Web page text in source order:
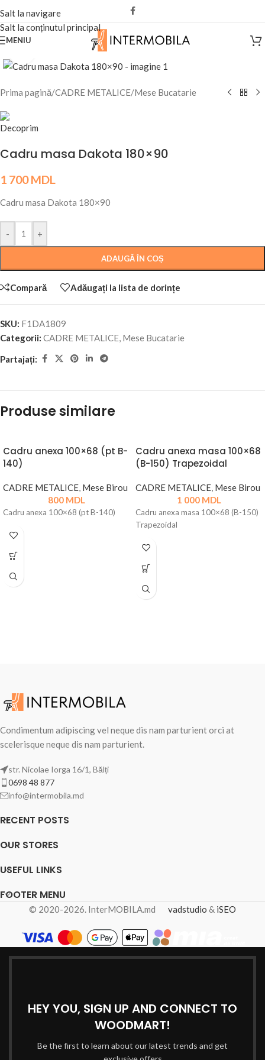
Salt la navigare
Salt la conținutul principal
MENIU
Fă clic pentru a mări
Prima pagină/CADRE METALICE/Mese Bucatarie
Cadru masa Dakota 180×90
1 700MDL
Cadru masa Dakota 180×90
- +
ADAUGĂ ÎN COȘ
Compară Adăugați la lista de dorințe
SKU: F1DA1809
Categorii: CADRE METALICE, Mese Bucatarie
Partajați:
Produse similare
Cadru anexa 100×68 (pt B-
140)
CADRE METALICE, Mese Birou
800 MDL
Cadru anexa 100×68 (pt B-140)
Cadru anexa masa 100×68
(B-150) Trapezoidal
CADRE METALICE, Mese Birou
1 000 MDL
Cadru anexa masa 100×68 (B-150)
Trapezoidal
Condimentum adipiscing vel neque dis nam parturient orci at
scelerisque neque dis nam parturient.
str. Nicolae Iorga 16/1, Bălți
0698 48 877
info@intermobila.md
RECENT POSTS
OUR STORES
USEFUL LINKS
FOOTER MENU
© 2020-2026. InterMOBILA.md vadstudio & iSEO
HEY YOU, SIGN UP AND CONNECT TO
WOODMART!
Be the first to learn about our latest trends and get